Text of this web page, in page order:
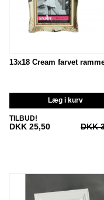
13x18 Cream farvet
Læg i kurv
TILBUD!
DKK 25,50 DKK